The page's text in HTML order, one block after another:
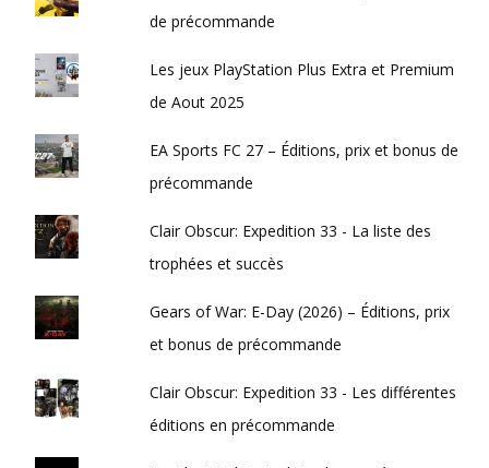
de précommande
Les jeux PlayStation Plus Extra et Premium
de Aout 2025
EA Sports FC 27 – Éditions, prix et bonus de
précommande
Clair Obscur: Expedition 33 - La liste des
trophées et succès
Gears of War: E-Day (2026) – Éditions, prix
et bonus de précommande
Clair Obscur: Expedition 33 - Les différentes
éditions en précommande